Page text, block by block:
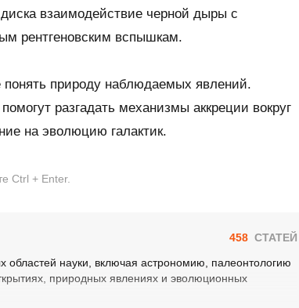
взаимодействие черной дыры с
рентгеновским вспышкам.
природу наблюдаемых явлений.
разгадать механизмы аккреции вокруг
на эволюцию галактик.
Ctrl + Enter.
458 СТАТЕЙ
областей науки, включая астрономию, палеонтологию
природных явлениях и эволюционных